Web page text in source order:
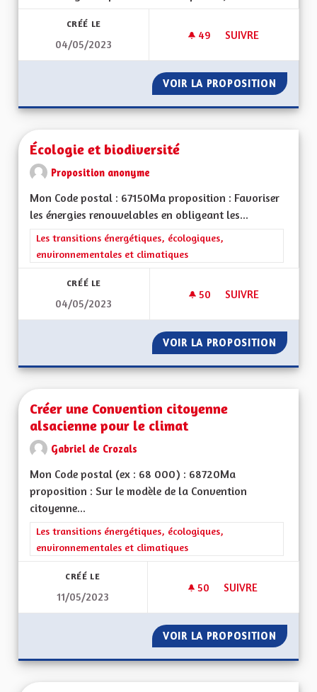
CRÉÉ LE
04/05/2023
49 49 ABONNÉS
SUIVRE
VOIR LA PROPOSITION UNE
Écologie et biodiversité
Proposition anonyme
Mon Code postal : 67150Ma proposition : Favoriser
les énergies renouvelables en obligeant les...
Filtrer les résultats de la catégorie : Les transitions
Les transitions énergétiques, écologiques,
environnementales et climatiques
CRÉÉ LE
04/05/2023
50 50 ABONNÉS
SUIVRE
VOIR LA PROPOSITION
Créer une Convention citoyenne
alsacienne pour le climat
Gabriel de Crozals
Mon Code postal (ex : 68 000) : 68720Ma
proposition : Sur le modèle de la Convention
citoyenne...
Filtrer les résultats de la catégorie : Les transitions
Les transitions énergétiques, écologiques,
environnementales et climatiques
CRÉÉ LE
11/05/2023
50 50 ABONNÉS
SUIVRE
VOIR LA PROPOSITION